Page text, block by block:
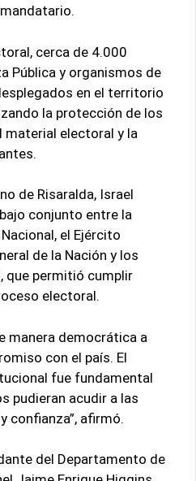
cerca de 4.000
Pública y organismos de
en el territorio
la protección de los
material electoral y la
de Risaralda, Israel
conjunto entre la
el Ejército
de la Nación y los
que permitió cumplir
electoral.
manera democrática a
con el país. El
fue fundamental
pudieran acudir a las
confianza”, afirmó.
del Departamento de